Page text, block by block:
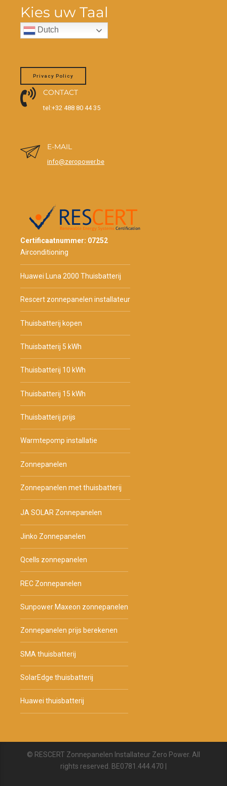
Kies uw Taal
Dutch
Privacy Policy
CONTACT
tel:+32 488 80 44 35
E-MAIL
info@zeropower.be
Certificaatnummer: 07252
Airconditioning
Huawei Luna 2000 Thuisbatterij
Rescert zonnepanelen installateur
Thuisbatterij kopen
Thuisbatterij 5 kWh
Thuisbatterij 10 kWh
Thuisbatterij 15 kWh
Thuisbatterij prijs
Warmtepomp installatie
Zonnepanelen
Zonnepanelen met thuisbatterij
JA SOLAR Zonnepanelen
Jinko Zonnepanelen
Qcells zonnepanelen
REC Zonnepanelen
Sunpower Maxeon zonnepanelen
Zonnepanelen prijs berekenen
SMA thuisbatterij
SolarEdge thuisbatterij
Huawei thuisbatterij
© RESCERT Zonnepanelen Installateur Zero Power. All
rights reserved. BE0781.444.470 |